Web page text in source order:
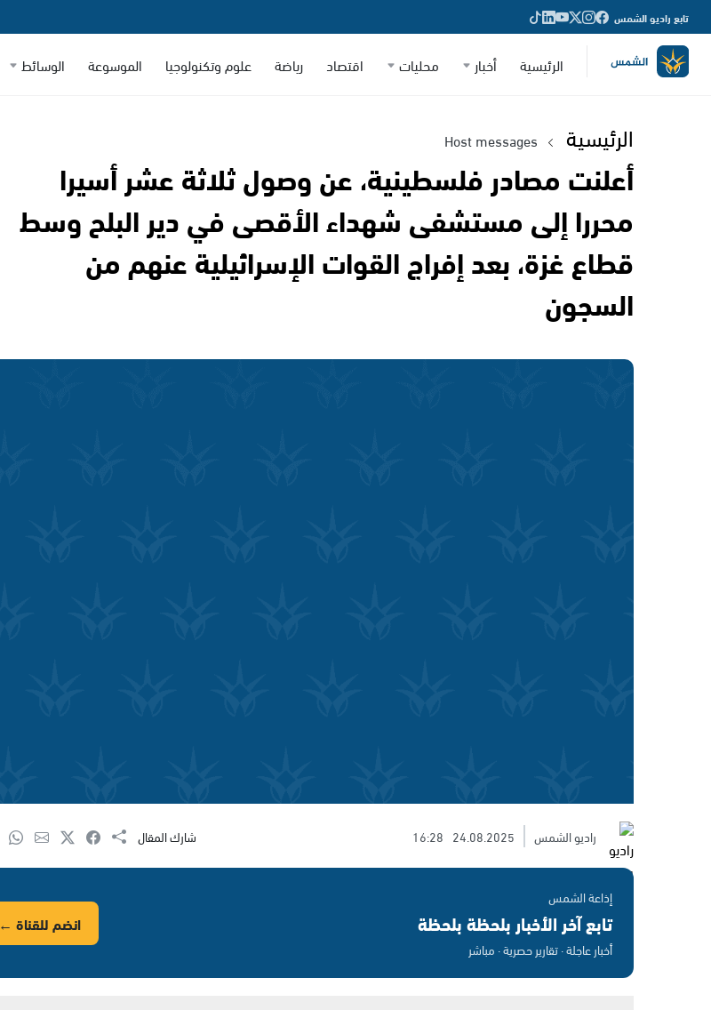
تابع راديو الشمس
الرئيسية أخبار محليات اقتصاد رياضة علوم وتكنولوجيا الموسوعة الوسائط
الرئيسية Host messages
أعلنت مصادر فلسطينية، عن وصول ثلاثة عشر أسيرا
محررا إلى مستشفى شهداء الأقصى في دير البلح وسط
قطاع غزة، بعد إفراج القوات الإسرائيلية عنهم من
السجون
راديو الشمس 24.08.2025
16:28 شارك المقال
إذاعة الشمس
تابع آخر الأخبار بلحظة بلحظة
أخبار عاجلة · تقارير حصرية · مباشر
انضم للقناة ←